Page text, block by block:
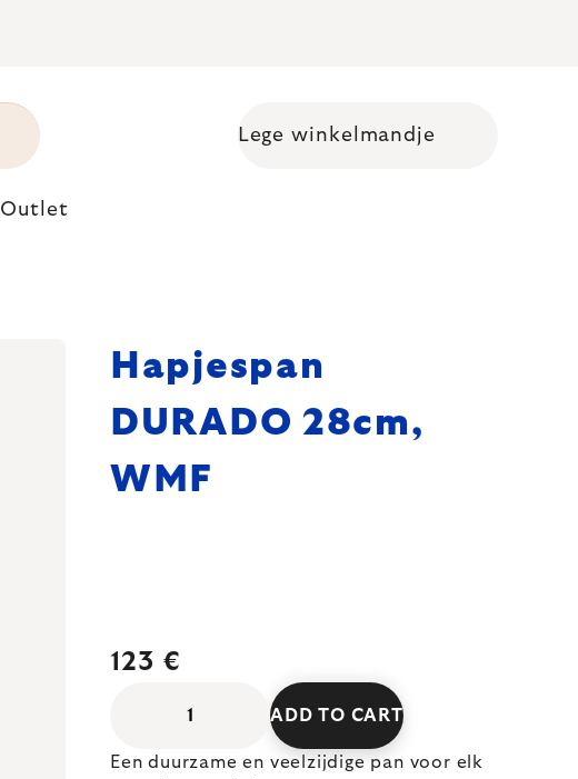
Shopping cart
Lege winkelmandje
Outlet
Hapjespan
DURADO 28cm,
WMF
123 €
ADD TO CART
Een duurzame en veelzijdige pan voor elk